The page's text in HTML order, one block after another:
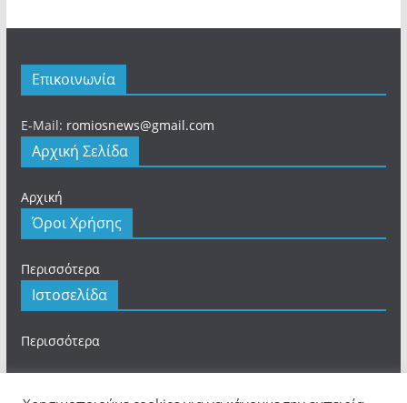
Επικοινωνία
E-Mail: romiosnews@gmail.com
Αρχική Σελίδα
Αρχική
Όροι Χρήσης
Περισσότερα
Ιστοσελίδα
Περισσότερα